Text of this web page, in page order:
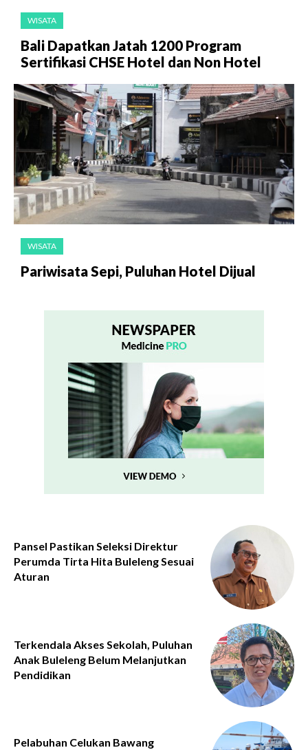
WISATA
Bali Dapatkan Jatah 1200 Program
Sertifikasi CHSE Hotel dan Non Hotel
WISATA
Pariwisata Sepi, Puluhan Hotel Dijual
Pansel Pastikan Seleksi Direktur
Perumda Tirta Hita Buleleng Sesuai
Aturan
Terkendala Akses Sekolah, Puluhan
Anak Buleleng Belum Melanjutkan
Pendidikan
Pelabuhan Celukan Bawang